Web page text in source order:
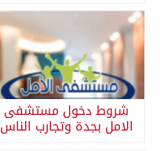
شروط دخول مستشفى
الامل بجدة وتجارب الناس